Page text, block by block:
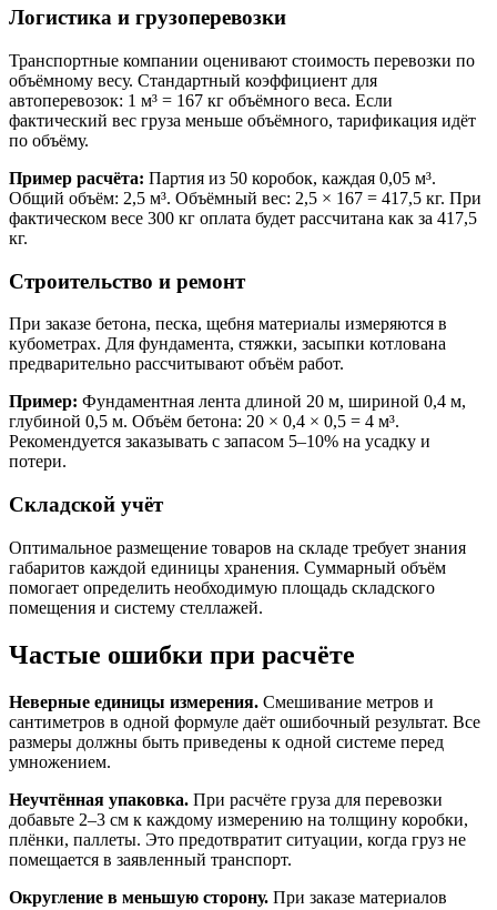
Логистика и грузоперевозки
Транспортные компании оценивают стоимость перевозки по
объёмному весу. Стандартный коэффициент для
автоперевозок: 1 м³ = 167 кг объёмного веса. Если
фактический вес груза меньше объёмного, тарификация идёт
по объёму.
Пример расчёта: Партия из 50 коробок, каждая 0,05 м³.
Общий объём: 2,5 м³. Объёмный вес: 2,5 × 167 = 417,5 кг. При
фактическом весе 300 кг оплата будет рассчитана как за 417,5
кг.
Строительство и ремонт
При заказе бетона, песка, щебня материалы измеряются в
кубометрах. Для фундамента, стяжки, засыпки котлована
предварительно рассчитывают объём работ.
Пример: Фундаментная лента длиной 20 м, шириной 0,4 м,
глубиной 0,5 м. Объём бетона: 20 × 0,4 × 0,5 = 4 м³.
Рекомендуется заказывать с запасом 5–10% на усадку и
потери.
Складской учёт
Оптимальное размещение товаров на складе требует знания
габаритов каждой единицы хранения. Суммарный объём
помогает определить необходимую площадь складского
помещения и систему стеллажей.
Частые ошибки при расчёте
Неверные единицы измерения. Смешивание метров и
сантиметров в одной формуле даёт ошибочный результат. Все
размеры должны быть приведены к одной системе перед
умножением.
Неучтённая упаковка. При расчёте груза для перевозки
добавьте 2–3 см к каждому измерению на толщину коробки,
плёнки, паллеты. Это предотвратит ситуации, когда груз не
помещается в заявленный транспорт.
Округление в меньшую сторону. При заказе материалов